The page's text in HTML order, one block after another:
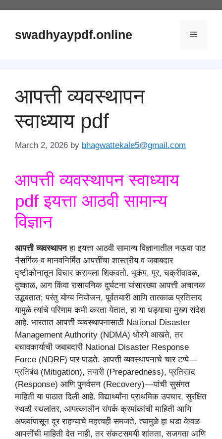
contentswadhyaypdf.online Menu
आपत्ती व्यवस्थापन
स्वाध्याय pdf
March 2, 2026 by bhagwattekale5@gmail.com
आपत्ती व्यवस्थापन स्वाध्याय
pdf इयत्ता आठवी सामान्य
विज्ञान
आपत्ती व्यवस्थापनहा इयत्ता आठवी सामान्य विज्ञानातील नऊवा पाठ
नैसर्गिक व मानवनिर्मित आपत्तींचा शास्त्रीय व जबाबदार
दृष्टीकोनातून विचार करायला शिकवतो. भूकंप, पूर, चक्रीवादळ,
दुष्काळ, आग किंवा रासायनिक दुर्घटना यांसारख्या आपत्ती अचानक
उद्भवतात; परंतु योग्य नियोजन, पूर्वतयारी आणि तात्काळ प्रतिसाद
यामुळे त्यांचे परिणाम कमी करता येतात, हा या धड्याचा मुख्य संदेश
आहे. भारतात आपत्ती व्यवस्थापनासाठी National Disaster
Management Authority (NDMA) धोरणे आखते, तर
बचावकार्याची जबाबदारी National Disaster Response
Force (NDRF) पार पाडते. आपत्ती व्यवस्थापनाचे चार टप्पे—
प्रतिबंध (Mitigation), तयारी (Preparedness), प्रतिसाद
(Response) आणि पुनर्वसन (Recovery)—यांची सुसंगत
माहिती या पाठात दिली आहे. विद्यार्थ्यांना प्राथमिक उपचार, सुरक्षित
स्थळी स्थलांतर, आपत्कालीन संपर्क क्रमांकांची माहिती आणि
अफवांपासून दूर राहण्याचे महत्त्वही समजते. त्यामुळे हा धडा केवळ
आपत्तींची माहिती देत नाही, तर संकटसमयी शांतता, सजगता आणि